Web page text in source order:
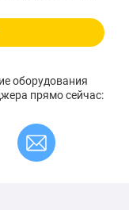
оборудования
прямо сейчас: